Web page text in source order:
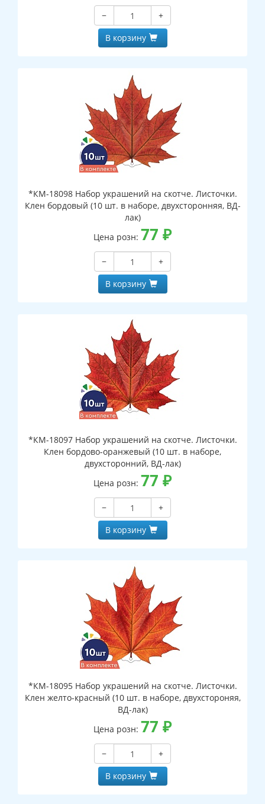
−
+
В корзину
*КМ-18098 Набор украшений на скотче. Листочки.
Клен бордовый (10 шт. в наборе, двухсторонняя, ВД-
лак)
Цена розн: 77 ₽
−
+
В корзину
*КМ-18097 Набор украшений на скотче. Листочки.
Клен бордово-оранжевый (10 шт. в наборе,
двухсторонний, ВД-лак)
Цена розн: 77 ₽
−
+
В корзину
*КМ-18095 Набор украшений на скотче. Листочки.
Клен желто-красный (10 шт. в наборе, двухстороняя,
ВД-лак)
Цена розн: 77 ₽
−
+
В корзину